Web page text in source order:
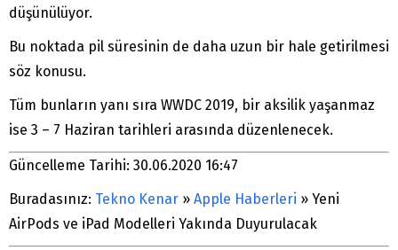
düşünülüyor.
Bu noktada pil süresinin de daha uzun bir hale getirilmesi
söz konusu.
Tüm bunların yanı sıra WWDC 2019, bir aksilik yaşanmaz
ise 3 – 7 Haziran tarihleri arasında düzenlenecek.
Güncelleme Tarihi: 30.06.2020 16:47
Buradasınız: Tekno Kenar » Apple Haberleri » Yeni
AirPods ve iPad Modelleri Yakında Duyurulacak